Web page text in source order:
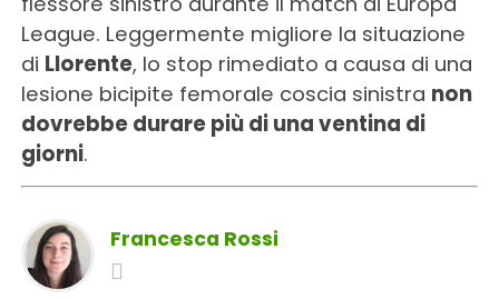
League. Leggermente migliore la situazione
di Llorente, lo stop rimediato a causa di una
lesione bicipite femorale coscia sinistra non
dovrebbe durare più di una ventina di
giorni.
Francesca Rossi